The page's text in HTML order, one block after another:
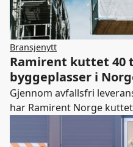
Bransjenytt
Ramirent kuttet 40
byggeplasser i
Gjennom avfallsfri
har Ramirent Norge